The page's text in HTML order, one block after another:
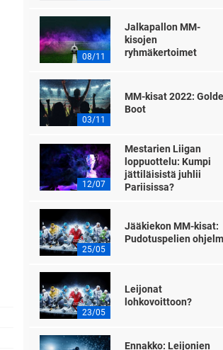
08/11
Jalkapallon MM-
kisojen
ryhmäkertoimet
03/11
MM-kisat 2022:
Boot
12/07
Mestarien Liigan
loppuottelu: Kumpi
jättiläisistä juhlii
Pariisissa?
25/05
Jääkiekon MM-kisat:
Pudotuspelien
23/05
Leijonat
lohkovoittoon?
Ennakko: Leijonien